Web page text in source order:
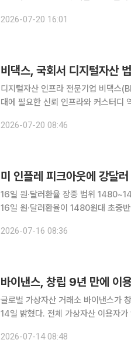
다, SK하이닉스 미국주식예탁증서
2026-07-20 16:01
비댁스, 국회서 디지털자산
디지털자산 인프라 전문기업 비댁스
대에 필요한 신뢰 인프라와 커스터디 역할을 제시한다. 비댁스는
테크산업협회, 디지털금융범죄대응
2026-07-20 08:46
미 인플레 피크아웃에 강달
16일 원·달러환율 장중 범위
16일 원·달러환율이 1480원대 초중반에서 등
서 "달러 약세 속 수출업체 네고 물량
2026-07-16 08:36
바이낸스, 창립 9년 만에 이
글로벌 가상자산 거래소 바이낸스가
14일 밝혔다. 전체 가상자산 이용자
한 안정적인 거래 환경, 개발자 중심
2026-07-14 08:48